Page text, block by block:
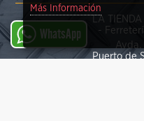
LA TIENDA
-
Avda.
Puerto de
WhatsApp
Más Información